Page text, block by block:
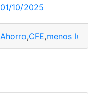
01/10/2025
Ahorro,CFE,menos luz